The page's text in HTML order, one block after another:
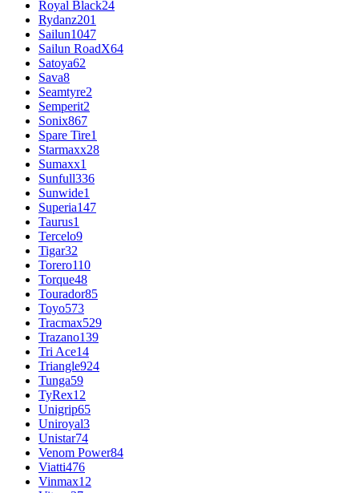
Royal Black24
Rydanz201
Sailun1047
Sailun RoadX64
Satoya62
Sava8
Seamtyre2
Semperit2
Sonix867
Spare Tire1
Starmaxx28
Sumaxx1
Sunfull336
Sunwide1
Superia147
Taurus1
Tercelo9
Tigar32
Torero110
Torque48
Tourador85
Toyo573
Tracmax529
Trazano139
Tri Ace14
Triangle924
Tunga59
TyRex12
Unigrip65
Uniroyal3
Unistar74
Venom Power84
Viatti476
Vinmax12